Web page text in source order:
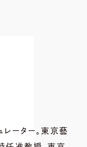
ーター。東京藝